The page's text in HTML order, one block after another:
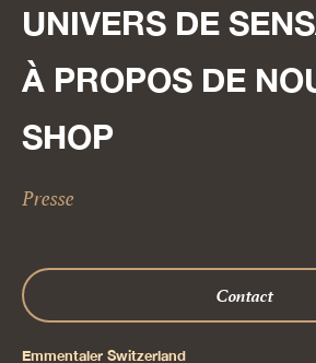
UNIVERS DE
À PROPOS DE
SHOP
Presse
Contact
Emmentaler Switzerland